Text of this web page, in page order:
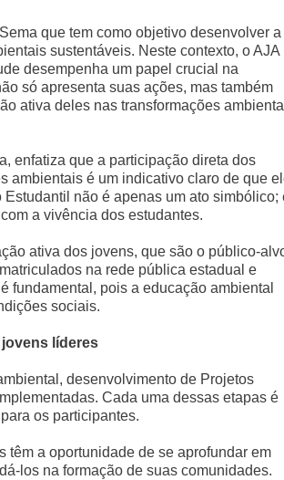
que tem como objetivo desenvolver a
sustentáveis. Neste contexto, o AJA
desempenha um papel crucial na
só apresenta suas ações, mas também
ativa deles nas transformações
enfatiza que a participação direta dos
ambientais é um indicativo claro de que
não é apenas um ato simbólico;
a vivência dos estudantes.
ativa dos jovens, que são o público-
na rede pública estadual e
fundamental, pois a educação ambiental
sociais.
líderes
desenvolvimento de Projetos
Cada uma dessas etapas é
os participantes.
têm a oportunidade de se aprofundar em
los na formação de suas comunidades.